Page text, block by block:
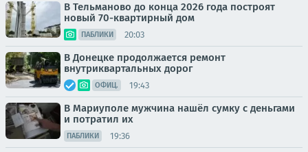
В Тельманово до конца 2026 года построят
новый 70-квартирный дом
ПАБЛИКИ 20:03
В Донецке продолжается ремонт
внутриквартальных дорог
ОФИЦ. 19:43
В Мариуполе мужчина нашёл сумку с деньгами
и потратил их
ПАБЛИКИ 19:36